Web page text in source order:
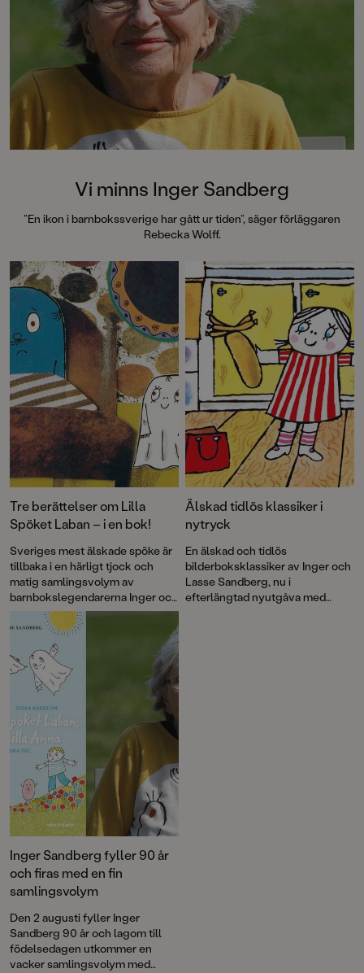
Vi minns Inger Sandberg
”En ikon i barnbokssverige har gått ur tiden”, säger förläggaren
Rebecka Wolff.
Tre berättelser om Lilla
Spöket Laban – i en bok!
Sveriges mest älskade spöke är
tillbaka i en härligt tjock och
matig samlingsvolym av
barnbokslegendarerna Inger och
Lasse Sandberg. Alldeles lagom
läskig för små spökfantaster.
Älskad tidlös klassiker i
nytryck
En älskad och tidlös
bilderboksklassiker av Inger och
Lasse Sandberg, nu i
efterlängtad nyutgåva med
Inger Sandberg fyller 90 år
och firas med en fin
samlingsvolym
Den 2 augusti fyller Inger
Sandberg 90 år och lagom till
födelsedagen utkommer en
vacker samlingsvolym med